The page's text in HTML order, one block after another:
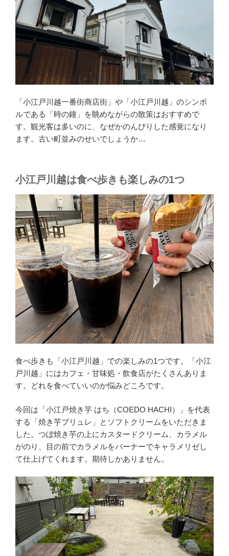
「小江戸川越一番街商店街」や「小江戸川越」のシンボ
ルである「時の鐘」を眺めながらの散策はおすすめで
す。観光客は多いのに、なぜかのんびりした感覚になり
ます。古い町並みのせいでしょうか…
小江戸川越は食べ歩きも楽しみの1つ
食べ歩きも「小江戸川越」での楽しみの1つです。「小江
戸川越」にはカフェ・甘味処・飲食店がたくさんありま
す。どれを食べていいのか悩みどころです。
今回は「小江戸焼き芋 はち（COEDO HACHI）」を代表
する「焼き芋ブリュレ」とソフトクリームをいただきま
した。つぼ焼き芋の上にカスタードクリーム、カラメル
がのり、目の前でカラメルをバーナーでキャラメリゼし
て仕上げてくれます。期待しかありません。